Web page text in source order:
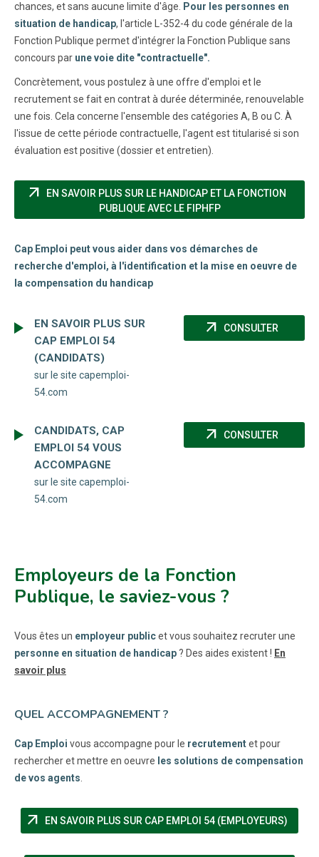
chances, et sans aucune limite d'âge.
Pour les personnes en
situation de handicap, l'article L-352-4 du code générale de la
Fonction Publique permet d'intégrer la Fonction Publique sans
concours par une voie dite "contractuelle".
Concrètement, vous postulez à une offre d'emploi et le
recrutement se fait en contrat à durée déterminée, renouvelable
une fois. Cela concerne l'ensemble des catégories A, B ou C. À
l'issue de cette période contractuelle, l'agent est titularisé si son
évaluation est positive (dossier et entretien).
arrow_outward
EN SAVOIR PLUS SUR LE HANDICAP ET LA FONCTION
PUBLIQUE AVEC LE FIPHFP(NOUVELLE FENÊTRE)
Cap Emploi peut vous aider dans vos démarches de
recherche d'emploi, à l'identification et la mise en oeuvre de
la compensation du handicap
EN SAVOIR PLUS SUR
CAP EMPLOI 54
(CANDIDATS)
sur le site capemploi-
54.com
arrow_outward CONSULTER
CANDIDATS, CAP
EMPLOI 54 VOUS
ACCOMPAGNE
sur le site capemploi-
54.com
arrow_outward CONSULTER
Employeurs de la Fonction
Publique, le saviez-vous ?
Vous êtes un employeur publicet vous souhaitez recruter une
personne en situation de handicap ? Des aides existent ! En
savoir plus
QUEL ACCOMPAGNEMENT ?
Cap Emploi vous accompagne pour le recrutementet pour
rechercher et mettre en oeuvre les solutions de compensation
de vos agents
arrow_outward EN SAVOIR PLUS SUR CAP EMPLOI 54 (EMPLOYEURS)